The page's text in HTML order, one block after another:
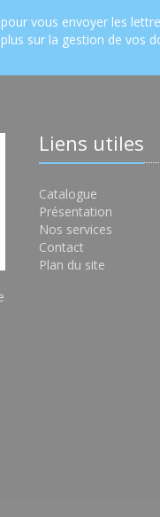
vous envoyer les
sur la gestion de vos
Liens utiles
Catalogue
Présentation
Nos services
Contact
Plan du site